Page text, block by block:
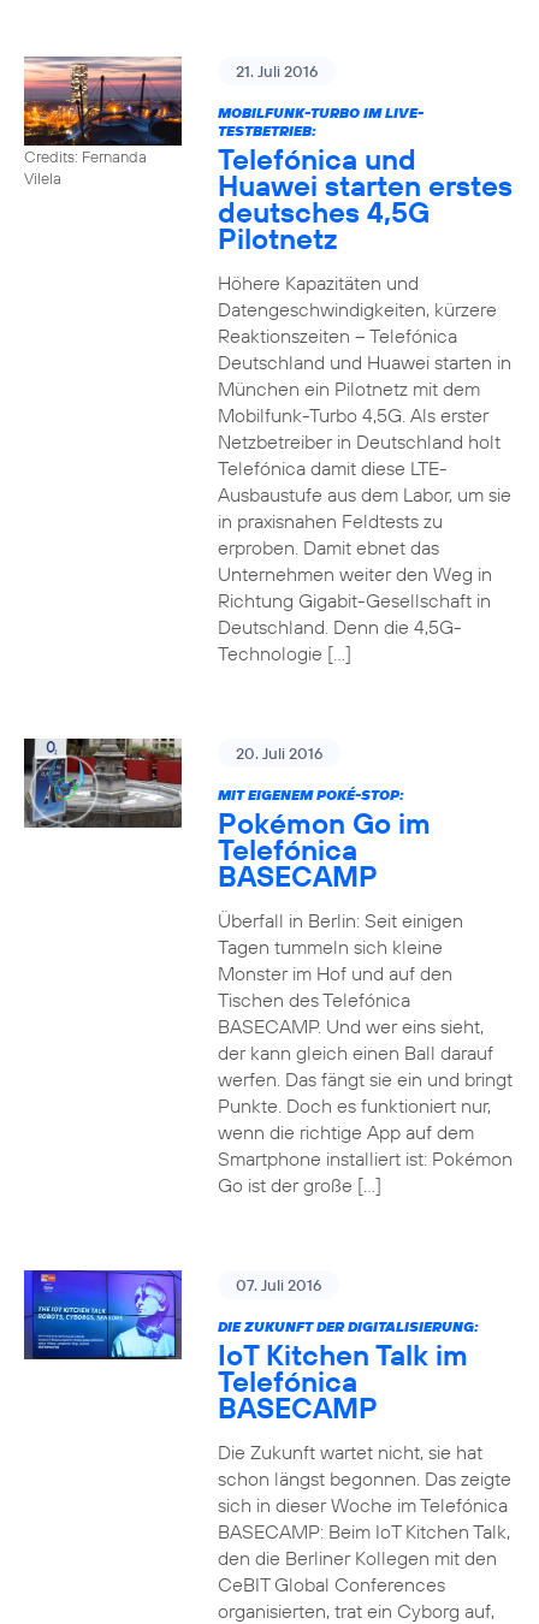
Credits: Fernanda
Vilela
21. Juli 2016
MOBILFUNK-TURBO IM LIVE-
TESTBETRIEB:
Telefónica und
Huawei starten erstes
deutsches 4,5G
Pilotnetz
Höhere Kapazitäten und
Datengeschwindigkeiten, kürzere
Reaktionszeiten – Telefónica
Deutschland und Huawei starten in
München ein Pilotnetz mit dem
Mobilfunk-Turbo 4,5G. Als erster
Netzbetreiber in Deutschland holt
Telefónica damit diese LTE-
Ausbaustufe aus dem Labor, um sie
in praxisnahen Feldtests zu
erproben. Damit ebnet das
Unternehmen weiter den Weg in
Richtung Gigabit-Gesellschaft in
Deutschland. Denn die 4,5G-
Technologie […]
20. Juli 2016
MIT EIGENEM POKÉ-STOP:
Pokémon Go im
Telefónica
BASECAMP
Überfall in Berlin: Seit einigen
Tagen tummeln sich kleine
Monster im Hof und auf den
Tischen des Telefónica
BASECAMP. Und wer eins sieht,
der kann gleich einen Ball darauf
werfen. Das fängt sie ein und bringt
Punkte. Doch es funktioniert nur,
wenn die richtige App auf dem
Smartphone installiert ist: Pokémon
Go ist der große […]
07. Juli 2016
DIE ZUKUNFT DER DIGITALISIERUNG:
IoT Kitchen Talk im
Telefónica
BASECAMP
Die Zukunft wartet nicht, sie hat
schon längst begonnen. Das zeigte
sich in dieser Woche im Telefónica
BASECAMP: Beim IoT Kitchen Talk,
den die Berliner Kollegen mit den
CeBIT Global Conferences
organisierten, trat ein Cyborg auf,